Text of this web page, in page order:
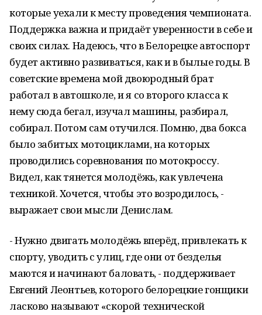
которые уехали к месту проведения чемпионата.
Поддержка важна и придаёт уверенности в себе и
своих силах. Надеюсь, что в Белорецке автоспорт
будет активно развиваться, как и в былые годы. В
советские времена мой двоюродный брат
работал в автошколе, и я со второго класса к
нему сюда бегал, изучал машины, разбирал,
собирал. Потом сам отучился. Помню, два бокса
было забитых мотоциклами, на которых
проводились соревнования по мотокроссу.
Видел, как тянется молодёжь, как увлечена
техникой. Хочется, чтобы это возродилось, -
выражает свои мысли Денислам.
- Нужно двигать молодёжь вперёд, привлекать к
спорту, уводить с улиц, где они от безделья
маются и начинают баловать, - поддерживает
Евгений Леонтьев, которого белорецкие гонщики
ласково называют «скорой технической